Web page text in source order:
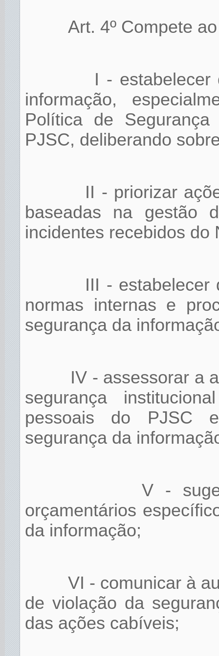
Art. 4º Compete
I - estabelecer
informação,
Política de
PJSC, deliberando
II - priorizar
baseadas na gestão
incidentes recebidos do
III - estabelecer
normas internas e
segurança da
IV - assessorar a
segurança
pessoais do PJSC
segurança da
V -
orçamentários
da informação;
VI - comunicar à
de violação da
das ações cabíveis;